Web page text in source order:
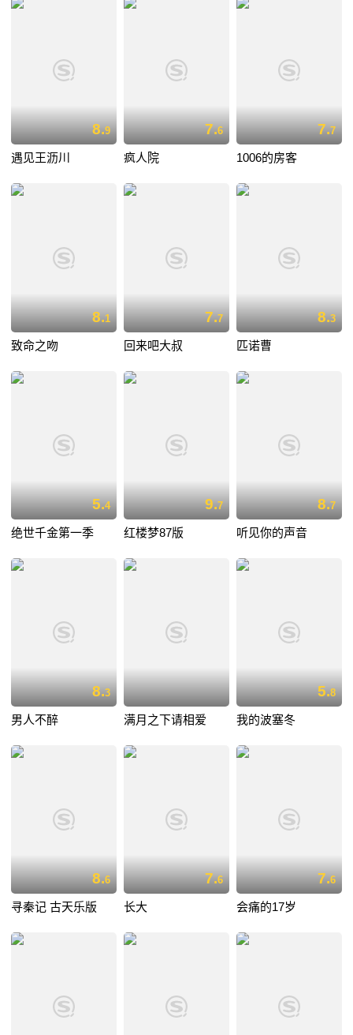
8.9
遇见王沥川
7.6
疯人院
7.7
1006的房客
8.1
致命之吻
7.7
回来吧大叔
8.3
匹诺曹
5.4
绝世千金第一季
9.7
红楼梦87版
8.7
听见你的声音
8.3
男人不醉 满月之下请相爱
5.8
我的波塞冬
8.6
寻秦记 古天乐版
7.6
长大
7.6
会痛的17岁